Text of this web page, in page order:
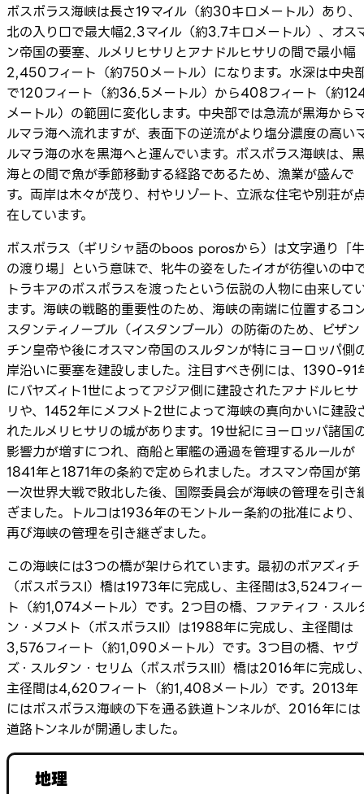
ボスポラス海峡は長さ19マイル（約30キロメートル）あり、
北の入り口で最大幅2.3マイル（約3.7キロメートル）、オス
ン帝国の要塞、ルメリヒサリとアナドルヒサリの間で最小幅
2,450フィート（約750メートル）になります。水深は中央
で120フィート（約36.5メートル）から408フィート（約
メートル）の範囲に変化します。中央部では急流が黒海から
ルマラ海へ流れますが、表面下の逆流がより塩分濃度の高い
ルマラ海の水を黒海へと運んでいます。ボスポラス海峡は、黒
海との間で魚が季節移動する経路であるため、漁業が盛んで
す。両岸は木々が茂り、村やリゾート、立派な住宅や別荘が
在しています。
ボスポラス（ギリシャ語のboos porosから）は文字通り「牛
の渡り場」という意味で、牝牛の姿をしたイオが彷徨いの中
トラキアのボスポラスを渡ったという伝説の人物に由来して
ます。海峡の戦略的重要性のため、海峡の南端に位置するコ
スタンティノープル（イスタンブール）の防衛のため、ビザン
チン皇帝や後にオスマン帝国のスルタンが特にヨーロッパ側
岸沿いに要塞を建設しました。注目すべき例には、1390-91
にバヤズィト1世によってアジア側に建設されたアナドルヒサ
リや、1452年にメフメト2世によって海峡の真向かいに建設
れたルメリヒサリの城があります。19世紀にヨーロッパ諸国
影響力が増すにつれ、商船と軍艦の通過を管理するルールが
1841年と1871年の条約で定められました。オスマン帝国が第
一次世界大戦で敗北した後、国際委員会が海峡の管理を引き
ぎました。トルコは1936年のモントルー条約の批准により、
再び海峡の管理を引き継ぎました。
この海峡には3つの橋が架けられています。最初のボアズィチ
（ボスポラスI）橋は1973年に完成し、主径間は3,524フィー
ト（約1,074メートル）です。2つ目の橋、ファティフ・スル
ン・メフメト（ボスポラスII）は1988年に完成し、主径間は
3,576フィート（約1,090メートル）です。3つ目の橋、ヤヴ
ズ・スルタン・セリム（ボスポラスIII）橋は2016年に完成し
主径間は4,620フィート（約1,408メートル）です。2013年
にはボスポラス海峡の下を通る鉄道トンネルが、2016年には
道路トンネルが開通しました。
地理